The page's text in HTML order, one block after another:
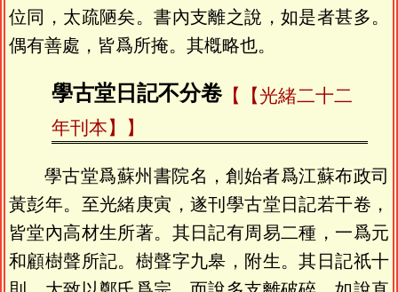
位同，太疏陋矣。書內支離之說，如是者甚多。
偶有善處，皆爲所掩。其槪略也。
學古堂日記不分卷
【光緒二十二
年刊本】
學古堂爲蘇州書院名，創始者爲江蘇布政司
黃彭年。至光緒庚寅，遂刊學古堂日記若干卷，
皆堂內高材生所著。其日記有周易二種，一爲元
和顧樹聲所記。樹聲字九皋，附生。其日記祇十